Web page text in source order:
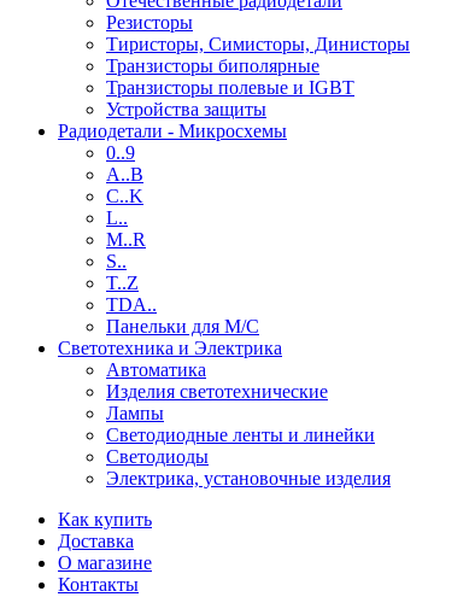
Резисторы
Тиристоры, Симисторы, Динисторы
Транзисторы биполярные
Транзисторы полевые и IGBT
Устройства защиты
Радиодетали - Микросхемы
0..9
A..B
C..K
L..
M..R
S..
T..Z
TDA..
Панельки для М/С
Светотехника и Электрика
Автоматика
Изделия светотехнические
Лампы
Светодиодные ленты и линейки
Светодиоды
Электрика, установочные изделия
Как купить
Доставка
О магазине
Контакты